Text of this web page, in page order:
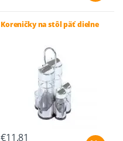
Koreničky na stôl päť dielne
€11.81